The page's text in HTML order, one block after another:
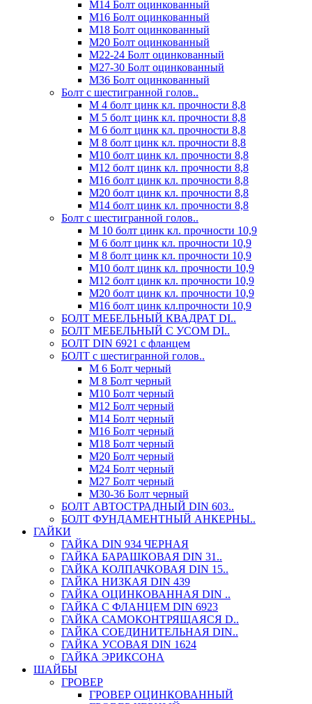
М14 Болт оцинкованный
М16 Болт оцинкованный
М18 Болт оцинкованный
М20 Болт оцинкованный
М22-24 Болт оцинкованный
М27-30 Болт оцинкованный
М36 Болт оцинкованный
Болт с шестигранной голов..
М 4 болт цинк кл. прочности 8,8
М 5 болт цинк кл. прочности 8,8
М 6 болт цинк кл. прочности 8,8
М 8 болт цинк кл. прочности 8,8
М10 болт цинк кл. прочности 8,8
М12 болт цинк кл. прочности 8,8
М16 болт цинк кл. прочности 8,8
М20 болт цинк кл. прочности 8,8
М14 болт цинк кл. прочности 8,8
Болт с шестигранной голов..
М 10 болт цинк кл. прочности 10,9
М 6 болт цинк кл. прочности 10,9
М 8 болт цинк кл. прочности 10,9
М10 болт цинк кл. прочности 10,9
М12 болт цинк кл. прочности 10,9
М20 болт цинк кл. прочности 10,9
М16 болт цинк кл.прочности 10,9
БОЛТ МЕБЕЛЬНЫЙ КВАДРАТ DI..
БОЛТ МЕБЕЛЬНЫЙ С УСОМ DI..
БОЛТ DIN 6921 c фланцем
БОЛТ с шестигранной голов..
М 6 Болт черный
М 8 Болт черный
М10 Болт черный
М12 Болт черный
М14 Болт черный
М16 Болт черный
М18 Болт черный
М20 Болт черный
М24 Болт черный
М27 Болт черный
М30-36 Болт черный
БОЛТ АВТОСТРАДНЫЙ DIN 603..
БОЛТ ФУНДАМЕНТНЫЙ АНКЕРНЫ..
ГАЙКИ
ГАЙКА DIN 934 ЧЕРНАЯ
ГАЙКА БАРАШКОВАЯ DIN 31..
ГАЙКА КОЛПАЧКОВАЯ DIN 15..
ГАЙКА НИЗКАЯ DIN 439
ГАЙКА ОЦИНКОВАННАЯ DIN ..
ГАЙКА С ФЛАНЦЕМ DIN 6923
ГАЙКА САМОКОНТРЯЩАЯСЯ D..
ГАЙКА СОЕДИНИТЕЛЬНАЯ DIN..
ГАЙКА УСОВАЯ DIN 1624
ГАЙКА ЭРИКСОНА
ШАЙБЫ
ГРОВЕР
ГРОВЕР ОЦИНКОВАННЫЙ